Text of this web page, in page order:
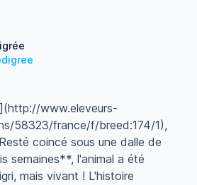
www.eleveurs-
58323/france/f/breed:174/1),
coincé sous une dalle de
semaines**, l'animal a été
mais vivant ! L'histoire